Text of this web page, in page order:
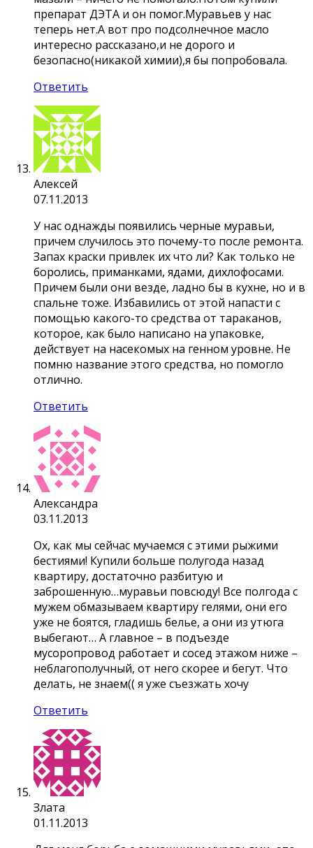
препарат ДЭТА и он помог.Муравьев у нас
теперь нет.А вот про подсолнечное масло
интересно рассказано,и не дорого и
безопасно(никакой химии),я бы попробовала.
Ответить
Алексей
07.11.2013
У нас однажды появились черные муравьи,
причем случилось это почему-то после ремонта.
Запах краски привлек их что ли? Как только не
боролись, приманками, ядами, дихлофосами.
Причем были они везде, ладно бы в кухне, но и в
спальне тоже. Избавились от этой напасти с
помощью какого-то средства от тараканов,
которое, как было написано на упаковке,
действует на насекомых на генном уровне. Не
помню название этого средства, но помогло
отлично.
Ответить
Александра
03.11.2013
Ох, как мы сейчас мучаемся с этими рыжими
бестиями! Купили больше полугода назад
квартиру, достаточно разбитую и
заброшенную…муравьи повсюду! Все полгода с
мужем обмазываем квартиру гелями, они его
уже не боятся, гладишь белье, а они из утюга
выбегают… А главное – в подъезде
мусоропровод работает и сосед этажом ниже –
неблагополучный, от него скорее и бегут. Что
делать, не знаем(( я уже съезжать хочу
Ответить
Злата
01.11.2013